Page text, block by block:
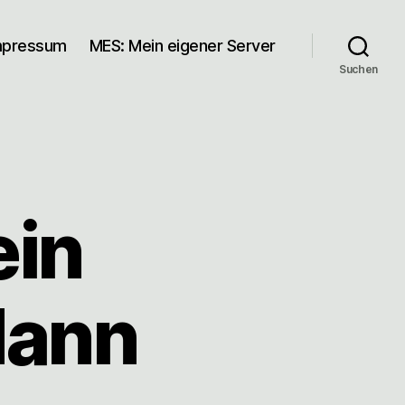
MES: Mein eigener Server
Suchen